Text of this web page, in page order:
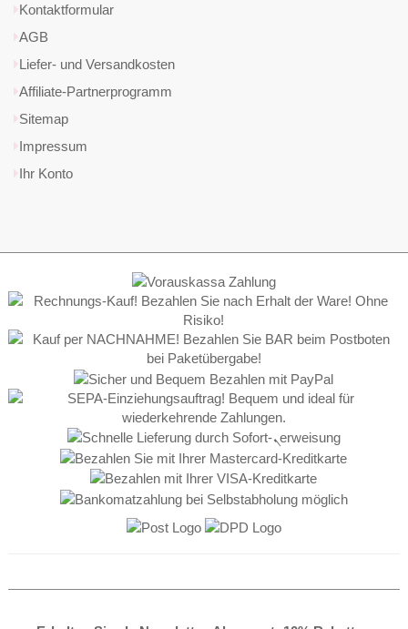
Kontaktformular
AGB
Liefer- und Versandkosten
Affiliate-Partnerprogramm
Sitemap
Impressum
Ihr Konto